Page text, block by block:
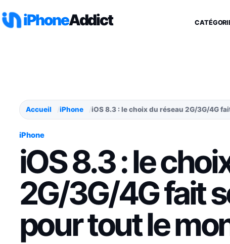
iPhoneAddict
Accueil iPhone iOS 8.3 : le choix du réseau 2G/3G/4G
iPhone
iOS 8.3 : le
2G/3G/4G fait
pour tout le